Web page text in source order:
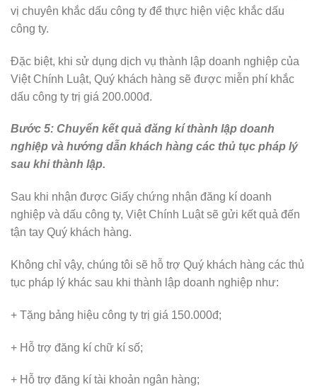
vị chuyên khắc dấu công ty để thực hiện việc khắc dấu
công ty.
Đặc biệt, khi sử dụng dịch vụ thành lập doanh nghiệp của
Việt Chính Luật, Quý khách hàng sẽ được miễn phí khắc
dấu công ty trị giá 200.000đ.
Bước 5: Chuyển kết quả đăng kí thành lập doanh
nghiệp và hướng dẫn khách hàng các thủ tục pháp lý
sau khi thành lập.
Sau khi nhận được Giấy chứng nhận đăng kí doanh
nghiệp và dấu công ty, Việt Chính Luật sẽ gửi kết quả đến
tận tay Quý khách hàng.
Không chỉ vậy, chúng tôi sẽ hỗ trợ Quý khách hàng các thủ
tục pháp lý khác sau khi thành lập doanh nghiệp như:
+ Tặng bảng hiệu công ty trị giá 150.000đ;
+ Hỗ trợ đăng kí chữ kí số;
+ Hỗ trợ đăng kí tài khoản ngân hàng;